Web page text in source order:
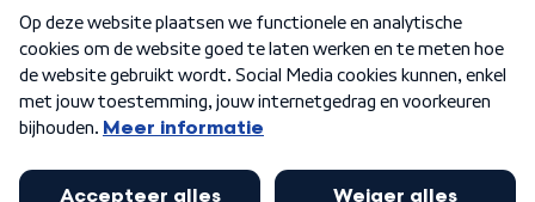
Algemene voorwaarden